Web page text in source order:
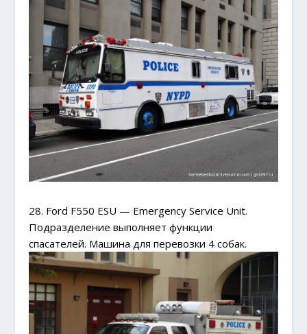
28. Ford F550 ESU — Emergency Service Unit.
Подразделение выполняет функции
спасателей. Машина для перевозки 4 собак.